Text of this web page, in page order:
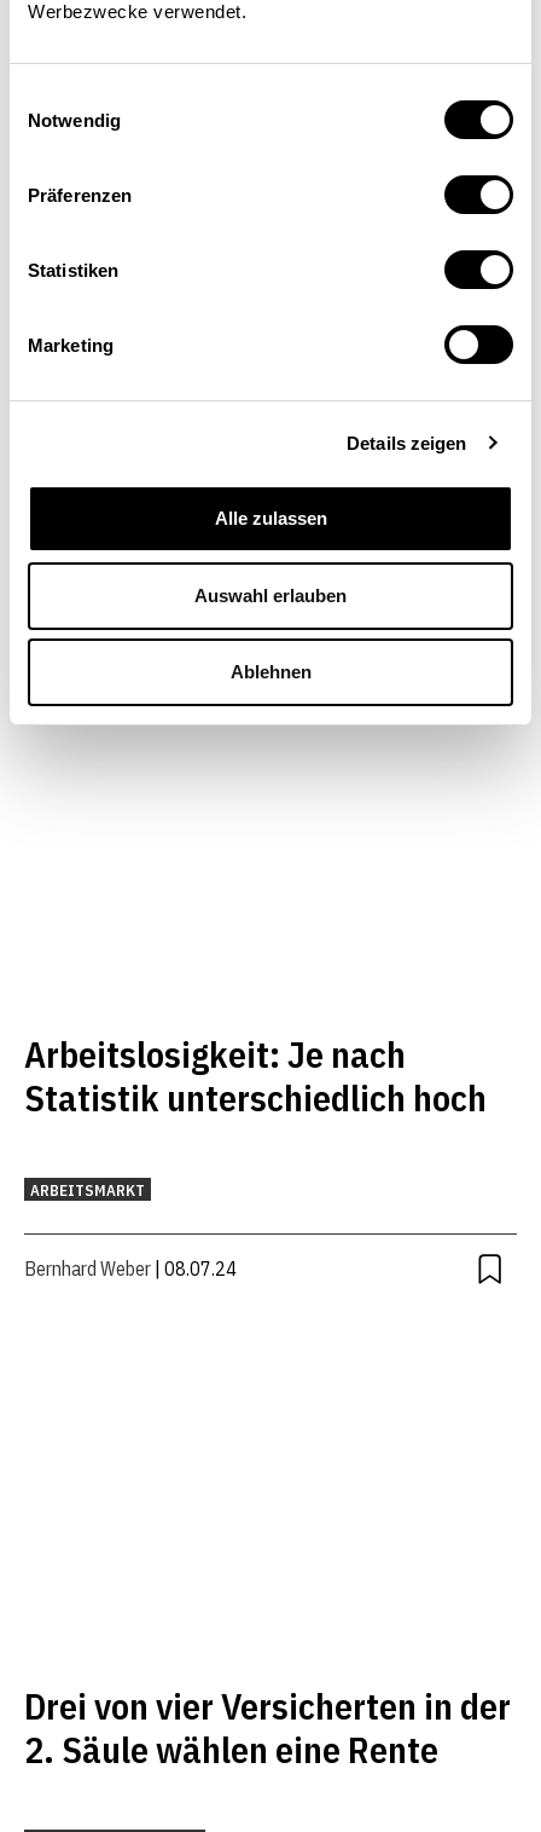
Werbezwecke verwendet.
Notwendig
Präferenzen
Statistiken
Marketing
Details zeigen
Alle zulassen
Auswahl erlauben
Ablehnen
Die öffentliche
Arbeitsvermittlung wird
Arbeitslosigkeit: Je nach
Statistik unterschiedlich hoch
ARBEITSMARKT
Bernhard Weber | 08.07.24
Drei von vier Versicherten in der
2. Säule wählen eine Rente